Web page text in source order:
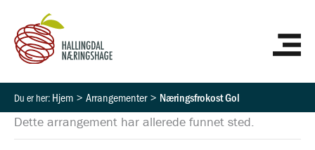
innholdet
Hjem Arrangementer Næringsfrokost Gol
Dette arrangement har allerede funnet sted.